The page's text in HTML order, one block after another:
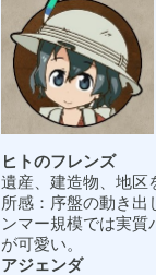
ヒトのフレンズ
遺産、建造物、地区
所感：序盤の動き
ンマー規模では実質
が可愛い。
アジェンダ